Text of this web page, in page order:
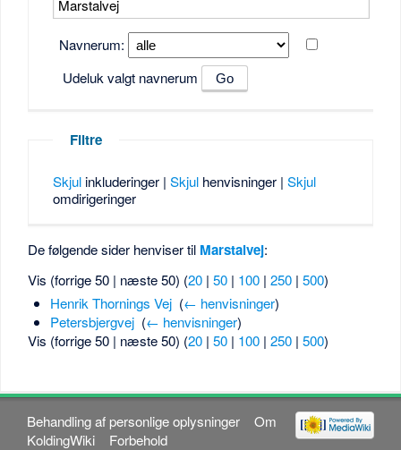
Navnerum:
Udeluk valgt navnerum
Filtre
Skjulinkluderinger | Skjulhenvisninger | Skjul
omdirigeringer
De følgende sider henviser til Marstalvej:
Vis (forrige 50 | næste 50) (20 |50 | 100 |250 |500)
Henrik Thornings Vej‎ (← henvisninger)
Petersbjergvej‎ (← henvisninger)
Vis (forrige 50 | næste 50) (20 |50 | 100 |250 |500)
Behandling af personlige oplysninger
Om
KoldingWiki
Forbehold